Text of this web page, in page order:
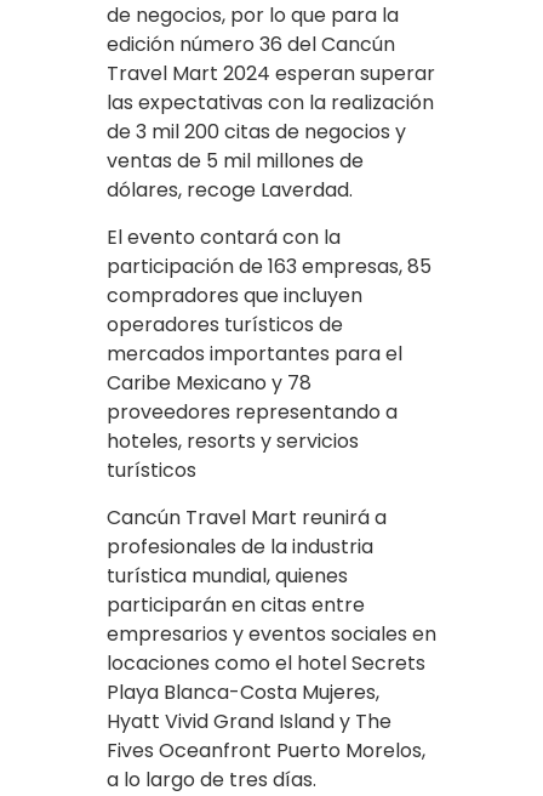
de negocios, por lo que para la
edición número 36 del Cancún
Travel Mart 2024 esperan superar
las expectativas con la realización
de 3 mil 200 citas de negocios y
ventas de 5 mil millones de
dólares, recoge Laverdad.
El evento contará con la
participación de 163 empresas, 85
compradores que incluyen
operadores turísticos de
mercados importantes para el
Caribe Mexicano y 78
proveedores representando a
hoteles, resorts y servicios
turísticos
Cancún Travel Mart reunirá a
profesionales de la industria
turística mundial, quienes
participarán en citas entre
empresarios y eventos sociales en
locaciones como el hotel Secrets
Playa Blanca-Costa Mujeres,
Hyatt Vivid Grand Island y The
Fives Oceanfront Puerto Morelos,
a lo largo de tres días.